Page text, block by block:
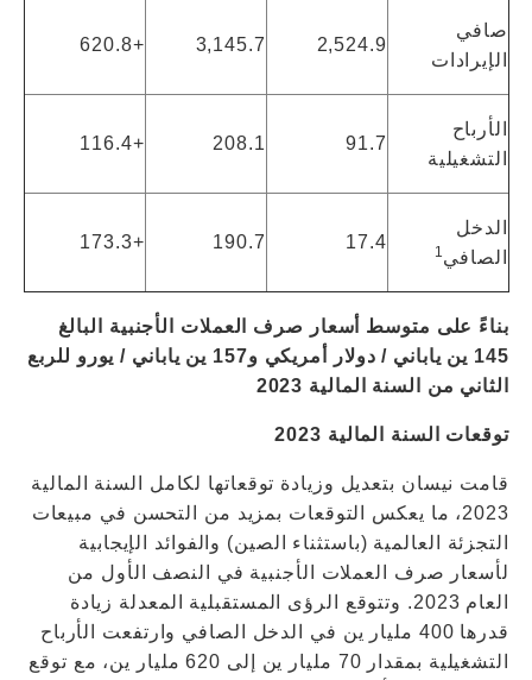
صافي
الإيرادات
2,524.9
3,145.7
+620.8
الأرباح
التشغيلية
91.7
208.1
+116.4
الدخل
الصافي1
17.4
190.7
+173.3
بناءً على متوسط ​​أسعار صرف العملات الأجنبية البالغ
145 ين ياباني / دولار أمريكي و157 ين ياباني / يورو للربع
الثاني من السنة المالية 2023
توقعات السنة المالية 2023
قامت نيسان بتعديل وزيادة توقعاتها لكامل السنة المالية
2023، ما يعكس التوقعات بمزيد من التحسن في مبيعات
التجزئة العالمية (باستثناء الصين) والفوائد الإيجابية
لأسعار صرف العملات الأجنبية في النصف الأول من
العام 2023. وتتوقع الرؤى المستقبلية المعدلة زيادة
قدرها 400 مليار ين في الدخل الصافي وارتفعت الأرباح
التشغيلية بمقدار 70 مليار ين إلى 620 مليار ين، مع توقع